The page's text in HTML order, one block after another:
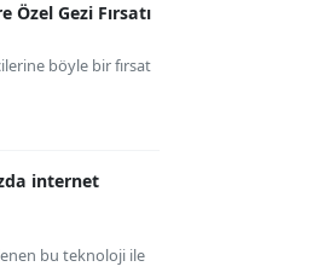
Özel Gezi Fırsatı
böyle bir fırsat
internet
bu teknoloji ile